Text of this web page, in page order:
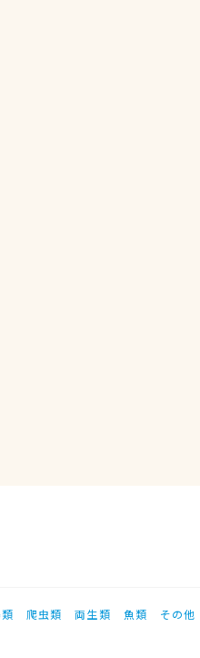
爬虫類 両生類 魚類 その他